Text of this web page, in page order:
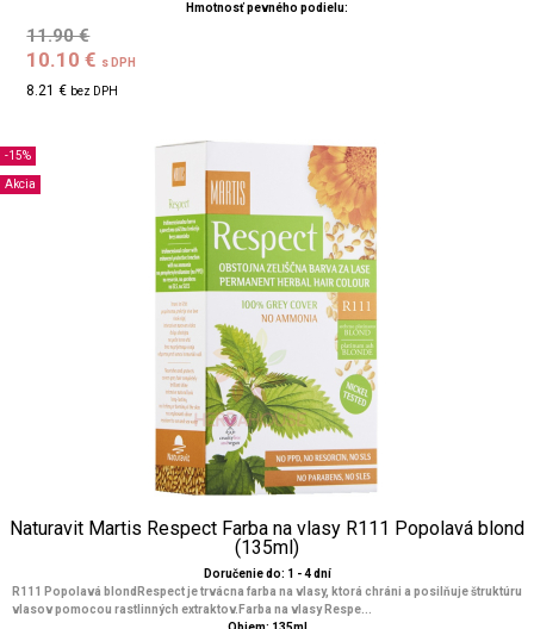
Hmotnosť pevného podielu:
11.90 €
10.10 € s DPH
8.21 € bez DPH
-15%
Akcia
Naturavit Martis Respect Farba na vlasy R111 Popolavá blond
(135ml)
Doručenie do: 1 - 4 dní
R111 Popolavá blondRespect je trvácna farba na vlasy, ktorá chráni a posilňuje štruktúru
vlasov pomocou rastlinných extraktov.Farba na vlasy Respe...